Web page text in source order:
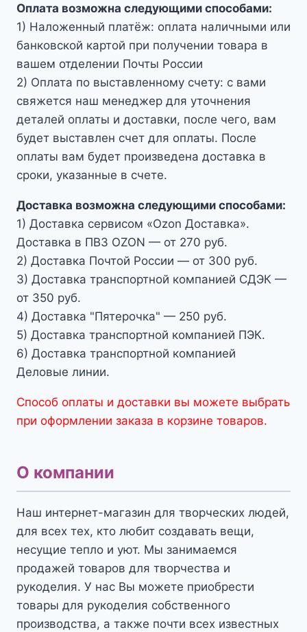
Оплата возможна следующими способами:
1) Наложенный платёж: оплата наличными или
банковской картой при получении товара в
вашем отделении Почты России
2) Оплата по выставленному счету: с вами
свяжется наш менеджер для уточнения
деталей оплаты и доставки, после чего, вам
будет выставлен счет для оплаты. После
оплаты вам будет произведена доставка в
сроки, указанные в счете.
Доставка возможна следующими способами:
1) Доставка сервисом «Ozon Доставка».
Доставка в ПВЗ OZON — от 270 руб.
2) Доставка Почтой России — от 300 руб.
3) Доставка транспортной компанией СДЭК —
от 350 руб.
4) Доставка "Пятерочка" — 250 руб.
5) Доставка транспортной компанией ПЭК.
6) Доставка транспортной компанией
Деловые линии.
Способ оплаты и доставки вы можете выбрать
при оформлении заказа в корзине товаров.
О компании
Наш интернет-магазин для творческих людей,
для всех тех, кто любит создавать вещи,
несущие тепло и уют. Мы занимаемся
продажей товаров для творчества и
рукоделия. У нас Вы можете приобрести
товары для рукоделия собственного
производства, а также почти всех известных